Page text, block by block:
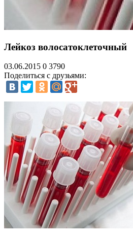
Лейкоз волосатоклеточный
03.06.2015 0 3790
Поделиться с друзьями: